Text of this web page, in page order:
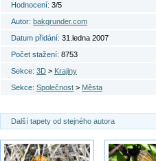
Hodnocení: 3/5
Autor: bakgrunder.com
Datum přidání: 31.ledna 2007
Počet stažení: 8753
Sekce: 3D > Krajiny
Sekce: Společnost > Města
Další tapety od stejného autora